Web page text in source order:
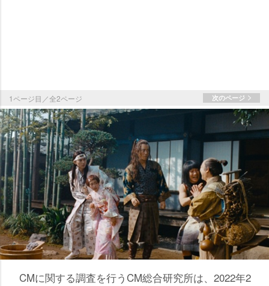
1ページ目／全2ページ 次のページ
CMに関する調査を行うCM総合研究所は、2022年2